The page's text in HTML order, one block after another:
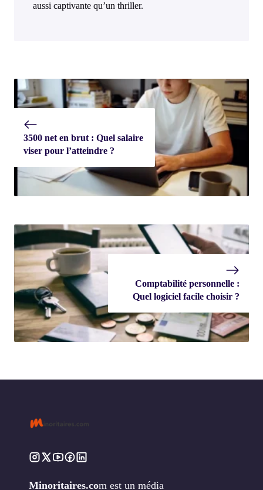
aussi captivante qu’un thriller.
3500 net en brut : Quel salaire
viser pour l’atteindre ?
Comptabilité personnelle :
Quel logiciel facile choisir ?
Minoritaires.com est un média